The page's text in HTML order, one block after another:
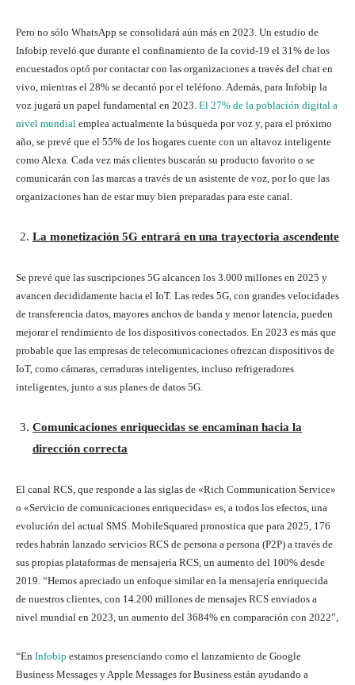
Pero no sólo WhatsApp se consolidará aún más en 2023. Un estudio de
Infobip reveló que durante el confinamiento de la covid-19 el 31% de los
encuestados optó por contactar con las organizaciones a través del chat en
vivo, mientras el 28% se decantó por el teléfono. Además, para Infobip la
voz jugará un papel fundamental en 2023. El 27% de la población digital a
nivel mundial emplea actualmente la búsqueda por voz y, para el próximo
año, se prevé que el 55% de los hogares cuente con un altavoz inteligente
como Alexa. Cada vez más clientes buscarán su producto favorito o se
comunicarán con las marcas a través de un asistente de voz, por lo que las
organizaciones han de estar muy bien preparadas para este canal.
La monetización 5G entrará en una trayectoria ascendente
Se prevé que las suscripciones 5G alcancen los 3.000 millones en 2025 y
avancen decididamente hacia el IoT. Las redes 5G, con grandes velocidades
de transferencia datos, mayores anchos de banda y menor latencia, pueden
mejorar el rendimiento de los dispositivos conectados. En 2023 es más que
probable que las empresas de telecomunicaciones ofrezcan dispositivos de
IoT, como cámaras, cerraduras inteligentes, incluso refrigeradores
inteligentes, junto a sus planes de datos 5G.
Comunicaciones enriquecidas se encaminan hacia la
dirección correcta
El canal RCS, que responde a las siglas de «Rich Communication Service»
o «Servicio de comunicaciones enriquecidas» es, a todos los efectos, una
evolución del actual SMS. MobileSquared pronostica que para 2025, 176
redes habrán lanzado servicios RCS de persona a persona (P2P) a través de
sus propias plataformas de mensajería RCS, un aumento del 100% desde
2019. “Hemos apreciado un enfoque similar en la mensajería enriquecida
de nuestros clientes, con 14.200 millones de mensajes RCS enviados a
nivel mundial en 2023, un aumento del 3684% en comparación con 2022”,
“En Infobip estamos presenciando como el lanzamiento de Google
Business Messages y Apple Messages for Business están ayudando a